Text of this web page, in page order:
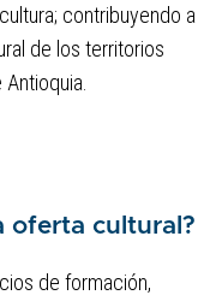
contribuyendo a
de los territorios
oferta cultural?
de formación,